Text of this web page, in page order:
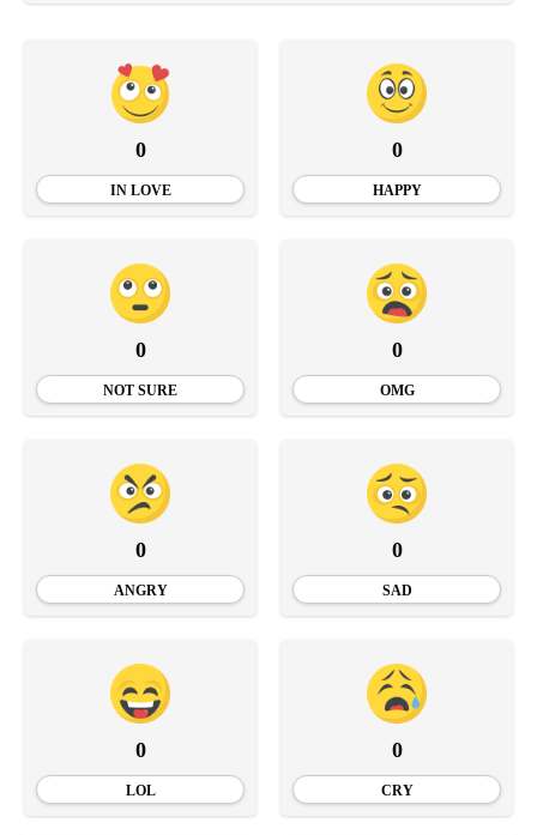
0
IN LOVE
0
HAPPY
0
NOT SURE
0
OMG
0
ANGRY
0
SAD
0
LOL
0
CRY